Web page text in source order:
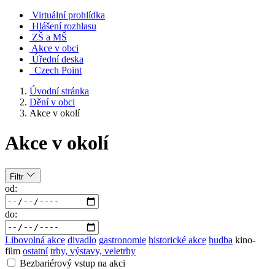
Virtuální prohlídka
Hlášení rozhlasu
ZŠ a MŠ
Akce v obci
Úřední deska
Czech Point
Úvodní stránka
Dění v obci
Akce v okolí
Akce v okolí
Filtr
od:
do:
Libovolná akce divadlo gastronomie historické akce hudba kino-
film ostatní trhy, výstavy, veletrhy
Bezbariérový vstup na akci